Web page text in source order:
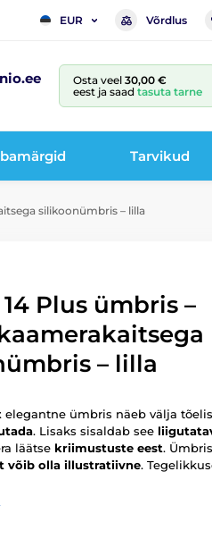
EUR Võrdlus
Osta veel 30,00 €
eest ja saad tasuta tarne
Tarvikud
silikoonümbris – lilla
Plus ümbris –
– lilla
elegantne ümbris näeb välja
. Lisaks sisaldab see
läätse kriimustuste eest.
võib olla illustratiivne.